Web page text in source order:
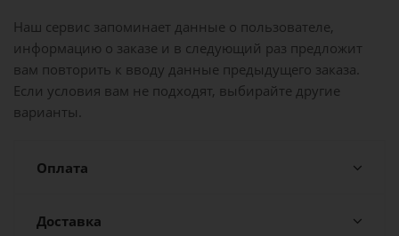
Наш сервис запоминает данные о пользователе,
информацию о заказе и в следующий раз предложит
вам повторить к вводу данные предыдущего заказа.
Если условия вам не подходят, выбирайте другие
варианты.
Оплата
Доставка